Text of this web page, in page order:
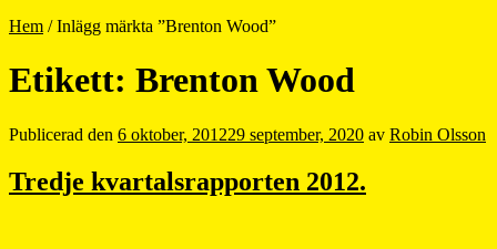
Hem /Inlägg märkta ”Brenton Wood”
Etikett: Brenton Wood
Publicerad den 6 oktober, 201229 september, 2020 av Robin Olsson
Tredje kvartalsrapporten 2012.